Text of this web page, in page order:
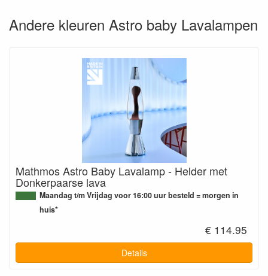
Andere kleuren Astro baby Lavalampen
Mathmos Astro Baby Lavalamp - Helder met
Donkerpaarse lava
Maandag t/m Vrijdag voor 16:00 uur besteld = morgen in
huis*
€ 114.95
Details